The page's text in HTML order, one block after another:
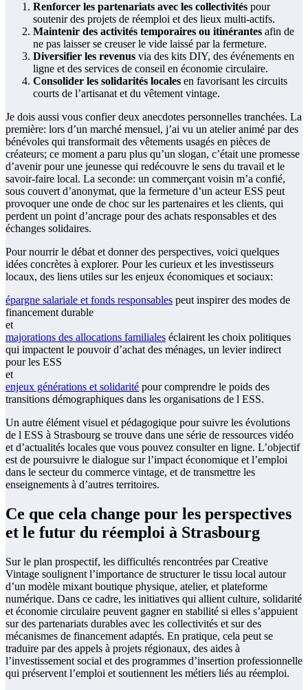
Renforcer les partenariats avec les collectivités pour
soutenir des projets de réemploi et des lieux multi-actifs.
Maintenir des activités temporaires ou itinérantes afin de
ne pas laisser se creuser le vide laissé par la fermeture.
Diversifier les revenus via des kits DIY, des événements en
ligne et des services de conseil en économie circulaire.
Consolider les solidarités locales en favorisant les circuits
courts de l’artisanat et du vêtement vintage.
Je dois aussi vous confier deux anecdotes personnelles tranchées. La
première: lors d’un marché mensuel, j’ai vu un atelier animé par des
bénévoles qui transformait des vêtements usagés en pièces de
créateurs; ce moment a paru plus qu’un slogan, c’était une promesse
d’avenir pour une jeunesse qui redécouvre le sens du travail et le
savoir-faire local. La seconde: un commerçant voisin m’a confié,
sous couvert d’anonymat, que la fermeture d’un acteur ESS peut
provoquer une onde de choc sur les partenaires et les clients, qui
perdent un point d’ancrage pour des achats responsables et des
échanges solidaires.
Pour nourrir le débat et donner des perspectives, voici quelques
idées concrètes à explorer. Pour les curieux et les investisseurs
locaux, des liens utiles sur les enjeux économiques et sociaux:
épargne salariale et fonds responsables peut inspirer des modes de
financement durable
et
majorations des allocations familiales éclairent les choix politiques
qui impactent le pouvoir d’achat des ménages, un levier indirect
pour les ESS
et
enjeux générations et solidarité pour comprendre le poids des
transitions démographiques dans les organisations de l ESS.
Un autre élément visuel et pédagogique pour suivre les évolutions
de l ESS à Strasbourg se trouve dans une série de ressources vidéo
et d’actualités locales que vous pouvez consulter en ligne. L’objectif
est de poursuivre le dialogue sur l’impact économique et l’emploi
dans le secteur du commerce vintage, et de transmettre les
enseignements à d’autres territoires.
Ce que cela change pour les perspectives
et le futur du réemploi à Strasbourg
Sur le plan prospectif, les difficultés rencontrées par Creative
Vintage soulignent l’importance de structurer le tissu local autour
d’un modèle mixant boutique physique, atelier, et plateforme
numérique. Dans ce cadre, les initiatives qui allient culture, solidarité
et économie circulaire peuvent gagner en stabilité si elles s’appuient
sur des partenariats durables avec les collectivités et sur des
mécanismes de financement adaptés. En pratique, cela peut se
traduire par des appels à projets régionaux, des aides à
l’investissement social et des programmes d’insertion professionnelle
qui préservent l’emploi et soutiennent les métiers liés au réemploi.